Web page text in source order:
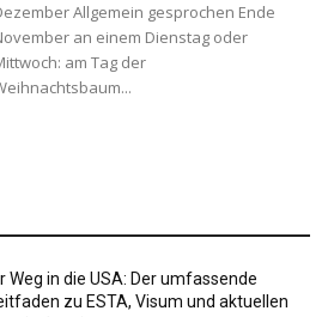
Allgemein gesprochen Ende
an einem Dienstag oder
am Tag der
Weg in die USA: Der umfassende
zu ESTA, Visum und aktuellen